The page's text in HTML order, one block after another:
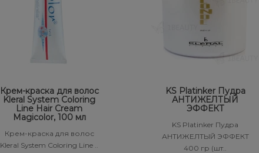
Крем-краска для волос
Kleral System Coloring
Line Hair Cream
Magicolor, 100 мл
Крем-краска для волос
Kleral System Coloring Line ..
KS Platinker Пудра
АНТИЖЕЛТЫЙ
ЭФФЕКТ
KS Platinker Пудра
АНТИЖЕЛТЫЙ ЭФФЕКТ
400 гр (шт..